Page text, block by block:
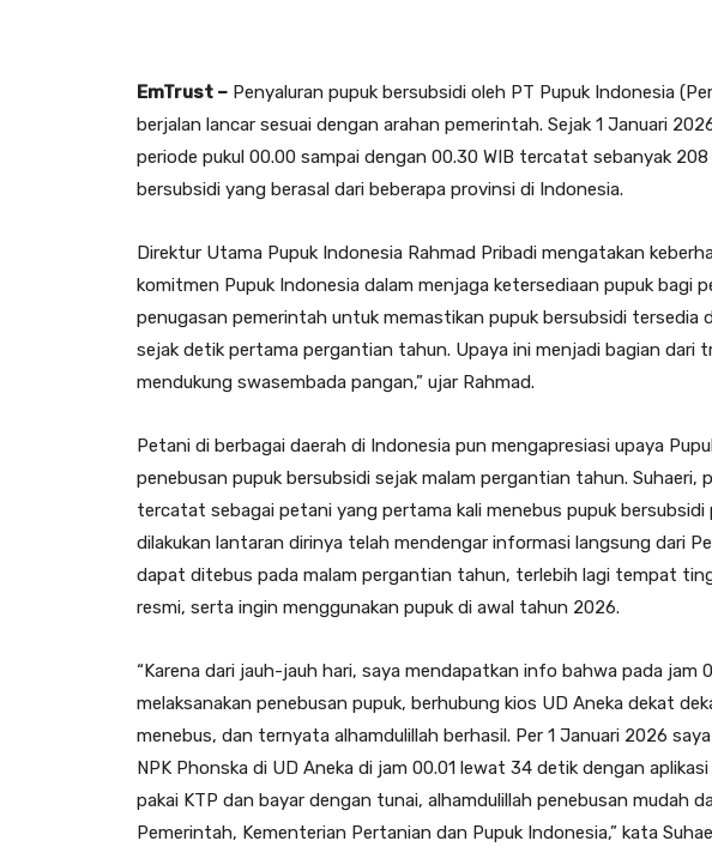
EmTrust – Penyaluran pupuk bersubsidi oleh PT Pupuk Indonesia
berjalan lancar sesuai dengan arahan pemerintah. Sejak 1 Januari
periode pukul 00.00 sampai dengan 00.30 WIB tercatat sebanyak
bersubsidi yang berasal dari beberapa provinsi di Indonesia.
Direktur Utama Pupuk Indonesia Rahmad Pribadi mengatakan
komitmen Pupuk Indonesia dalam menjaga ketersediaan pupuk bagi
penugasan pemerintah untuk memastikan pupuk bersubsidi tersedia
sejak detik pertama pergantian tahun. Upaya ini menjadi bagian dari
mendukung swasembada pangan,” ujar Rahmad.
Petani di berbagai daerah di Indonesia pun mengapresiasi upaya
penebusan pupuk bersubsidi sejak malam pergantian tahun. Suhaeri,
tercatat sebagai petani yang pertama kali menebus pupuk bersubsidi
dilakukan lantaran dirinya telah mendengar informasi langsung dari
dapat ditebus pada malam pergantian tahun, terlebih lagi tempat
resmi, serta ingin menggunakan pupuk di awal tahun 2026.
“Karena dari jauh-jauh hari, saya mendapatkan info bahwa pada jam
melaksanakan penebusan pupuk, berhubung kios UD Aneka dekat
menebus, dan ternyata alhamdulillah berhasil. Per 1 Januari 2026
NPK Phonska di UD Aneka di jam 00.01 lewat 34 detik dengan
pakai KTP dan bayar dengan tunai, alhamdulillah penebusan mudah
Pemerintah, Kementerian Pertanian dan Pupuk Indonesia,” kata